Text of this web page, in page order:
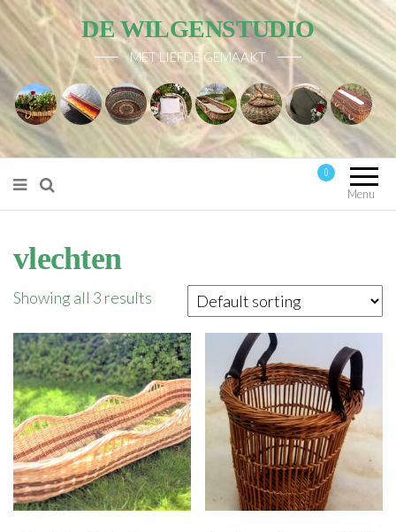
DE WILGENSTUDIO
MET LIEFDE GEMAAKT
Menu
0
vlechten
Showing all 3 results